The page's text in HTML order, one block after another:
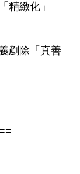
精緻化」
剷除「真善